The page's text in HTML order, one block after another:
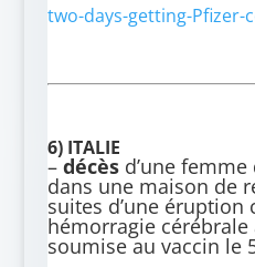
two-days-getting-Pfizer-
6) ITALIE
–décèsd’une femme
dans une maison de
suites d’une éruption
hémorragie
soumise au vaccin le